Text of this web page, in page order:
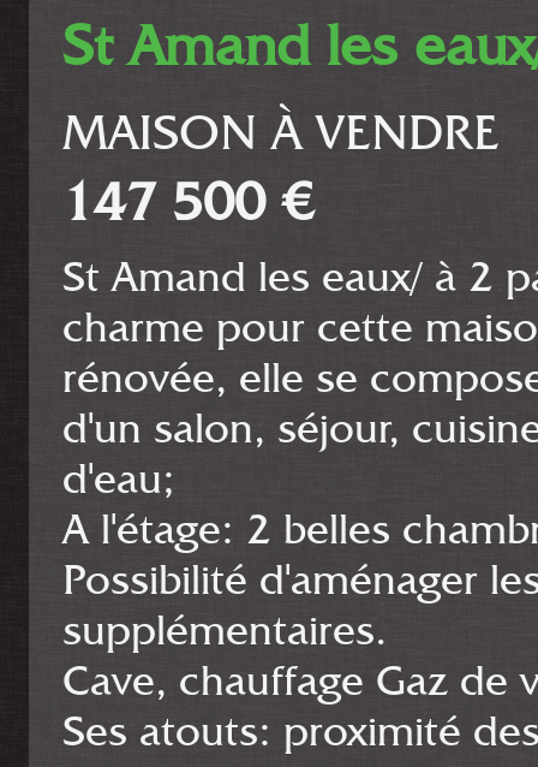
St Amand les
MAISON À VENDRE
147 500 €
St Amand les eaux/ à 2
charme pour cette
rénovée, elle se
d'un salon, séjour,
d'eau;
A l'étage: 2 belles
Possibilité d'aménager
supplémentaires.
Cave, chauffage Gaz de
Ses atouts: proximité